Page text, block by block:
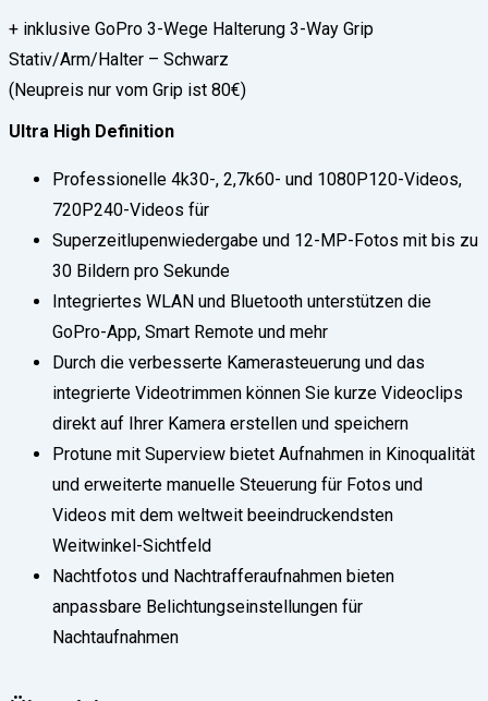
+ inklusive GoPro 3-Wege Halterung 3-Way Grip
Stativ/Arm/Halter – Schwarz
(Neupreis nur vom Grip ist 80€)
Ultra High Definition
Professionelle 4k30-, 2,7k60- und 1080P120-Videos,
720P240-Videos für
Superzeitlupenwiedergabe und 12-MP-Fotos mit bis zu
30 Bildern pro Sekunde
Integriertes WLAN und Bluetooth unterstützen die
GoPro-App, Smart Remote und mehr
Durch die verbesserte Kamerasteuerung und das
integrierte Videotrimmen können Sie kurze Videoclips
direkt auf Ihrer Kamera erstellen und speichern
Protune mit Superview bietet Aufnahmen in Kinoqualität
und erweiterte manuelle Steuerung für Fotos und
Videos mit dem weltweit beeindruckendsten
Weitwinkel-Sichtfeld
Nachtfotos und Nachtrafferaufnahmen bieten
anpassbare Belichtungseinstellungen für
Nachtaufnahmen